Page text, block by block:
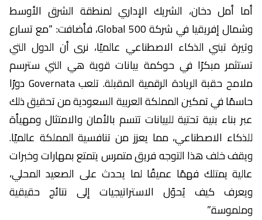
أما أمل دخان، الشريك الإداري لمنطقة الشرق الأوسط
وشمال إفريقيا في شركة 500 Global، فأضافت: “مع تسارع
وتيرة تبني الذكاء الاصطناعي عالميًا، نرى أن الدول التي
تستثمر مبكرًا في حوكمة بيانات قوية هي التي سترسم
ملامح حقبة الريادة الرقمية المقبلة. تلعب Governata دورًا
حاسمًا في تمكين المملكة العربية السعودية من تحقيق ذلك
عبر بناء بنية تحتية للبيانات تتسم بالأمان والامتثال ومهيأة
للذكاء الاصطناعي، مما يعزز من تنافسية المملكة عالميًا.
ويقف خلف هذا التوجه فريق متمرس يتمتع بمهارات وخبرات
عالية يمتلك فهمًا عميقًا لما يحدث على الصعيد المحلي،
ويعرف كيف يُحوّل الاستراتيجيات إلى نتائج حقيقية
وملموسة.”